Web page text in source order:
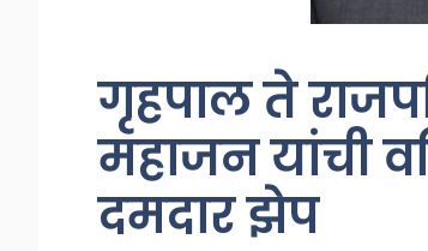
गृहपाल ते
महाजन यांची
दमदार झेप